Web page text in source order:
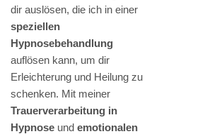
dir auslösen, die ich in einer
speziellen
Hypnosebehandlung
auflösen kann, um dir
Erleichterung und Heilung zu
schenken. Mit meiner
Trauerverarbeitung in
Hypnose und emotionalen